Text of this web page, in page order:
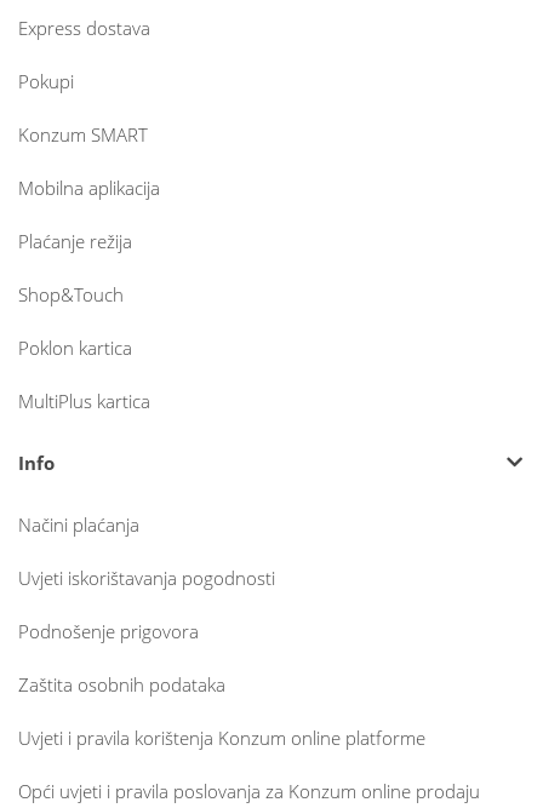
Express dostava
Pokupi
Konzum SMART
Mobilna aplikacija
Plaćanje režija
Shop&Touch
Poklon kartica
MultiPlus kartica
Info
Načini plaćanja
Uvjeti iskorištavanja pogodnosti
Podnošenje prigovora
Zaštita osobnih podataka
Uvjeti i pravila korištenja Konzum online platforme
Opći uvjeti i pravila poslovanja za Konzum online prodaju